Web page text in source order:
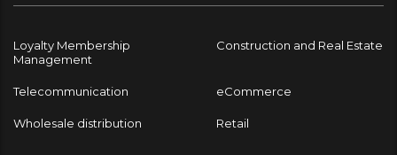
Loyalty Membership
Management
Construction and Real Estate
Telecommunication eCommerce
Wholesale distribution Retail